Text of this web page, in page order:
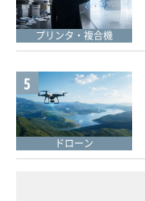
プリンタ・複合機
5
ドローン